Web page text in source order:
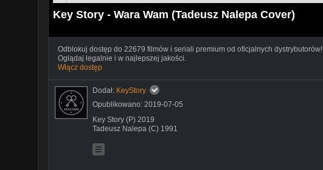
Key Story - Wara Wam (Tadeusz Nalepa Cover)
Odblokuj dostęp do 22679 filmów i seriali premium od oficjalnych dystrybutorów!
Oglądaj legalnie i w najlepszej jakości.
Włącz dostęp
Dodał: KeyStory
Opublikowano: 2019-07-05
Key Story (P) 2019
Tadeusz Nalepa (C) 1991